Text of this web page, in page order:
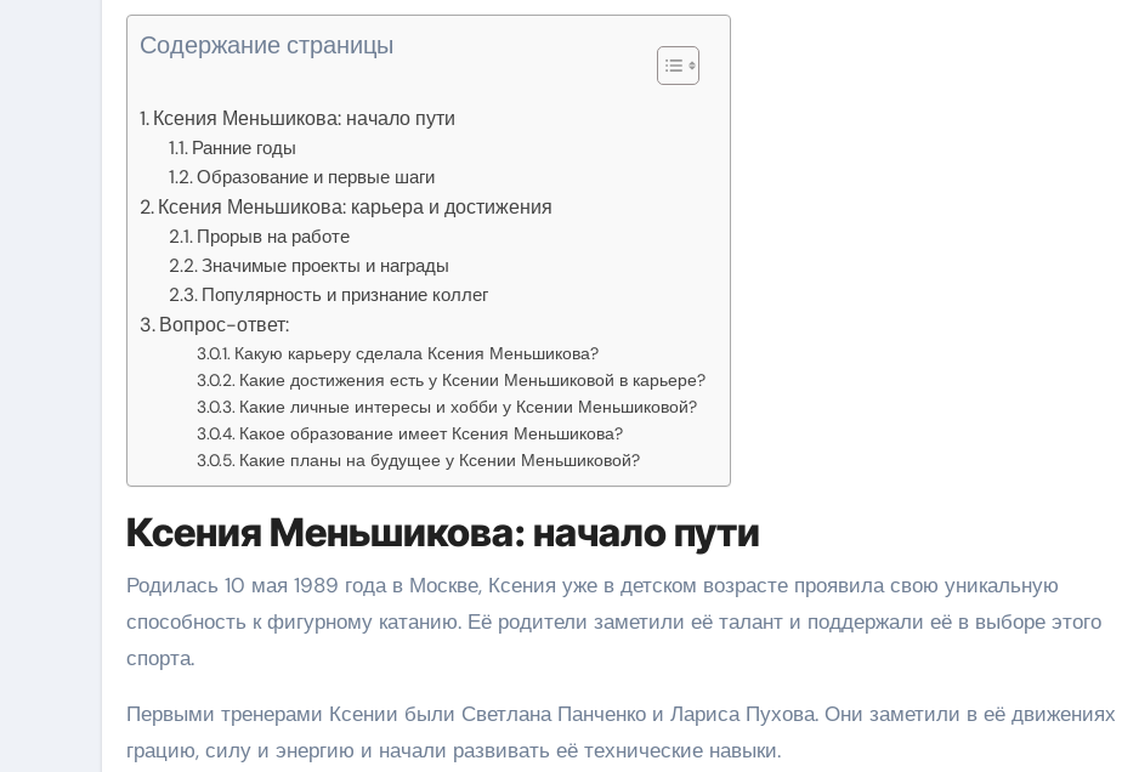
Содержание страницы
Ксения Меньшикова: начало пути
Ранние годы
Образование и первые шаги
Ксения Меньшикова: карьера и достижения
Прорыв на работе
Значимые проекты и награды
Популярность и признание коллег
Вопрос-ответ:
Какую карьеру сделала Ксения Меньшикова?
Какие достижения есть у Ксении Меньшиковой в карьере?
Какие личные интересы и хобби у Ксении Меньшиковой?
Какое образование имеет Ксения Меньшикова?
Какие планы на будущее у Ксении Меньшиковой?
Ксения Меньшикова: начало пути
Родилась 10 мая 1989 года в Москве, Ксения уже в детском возрасте проявила свою уникальную
способность к фигурному катанию. Её родители заметили её талант и поддержали её в выборе этого
спорта.
Первыми тренерами Ксении были Светлана Панченко и Лариса Пухова. Они заметили в её движениях
грацию, силу и энергию и начали развивать её технические навыки.